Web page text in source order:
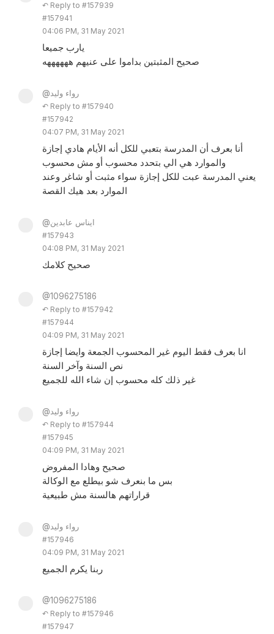
↶ Reply to #157939
#157941
04:06 PM, 31 May 2021
يارب جميعا
صحيح المثبتين بداموا على عنيهم ههههههه
@رواء وليد
↶ Reply to #157940
#157942
04:07 PM, 31 May 2021
أنا بعرف أن المدرسة بتعبي للكل أنه الأيام هادي إجازة
والموارد هي الي بتحدد محسوب أو مش محسوب
يعني المدرسة عبت للكل إجازة سواء مثبت أو شاغر وعند
الموارد بعد هيك القصة
@ايناس عابدين
#157943
04:08 PM, 31 May 2021
صحيح كلامك
@1096275186
↶ Reply to #157942
#157944
04:09 PM, 31 May 2021
انا بعرف فقط اليوم غير المحسوب الجمعة وايضا إجازة
نص السنة وآخر السنة
غير ذلك كله محسوب إن شاء الله للجميع
@رواء وليد
↶ Reply to #157944
#157945
04:09 PM, 31 May 2021
صحيح وهادا المفروض
بس ما بنعرف شو بيطلع مع الوكالة
قراراتهم هالسنة مش طبيعية
@رواء وليد
#157946
04:09 PM, 31 May 2021
ربنا يكرم الجميع
@1096275186
↶ Reply to #157946
#157947